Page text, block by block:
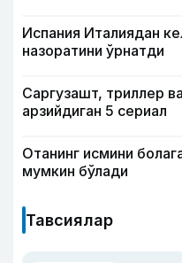
Испания Италиядан
назоратини ўрнатди
Саргузашт, триллер
арзийдиган 5 сериал
Отанинг исмини
мумкин бўлади
Тавсиялар